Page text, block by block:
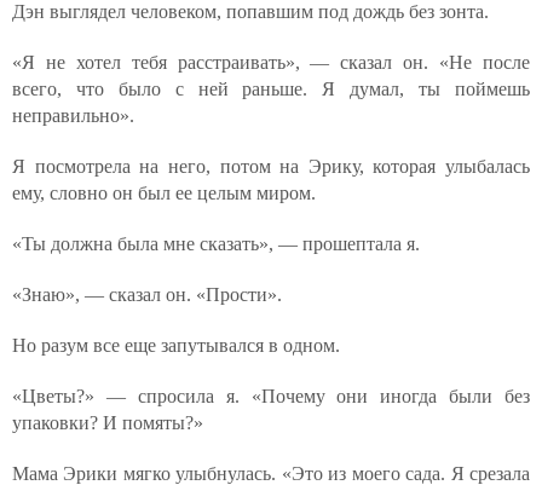
Дэн выглядел человеком, попавшим под дождь без зонта.
«Я не хотел тебя расстраивать», — сказал он. «Не после
всего, что было с ней раньше. Я думал, ты поймешь
неправильно».
Я посмотрела на него, потом на Эрику, которая улыбалась
ему, словно он был ее целым миром.
«Ты должна была мне сказать», — прошептала я.
«Знаю», — сказал он. «Прости».
Но разум все еще запутывался в одном.
«Цветы?» — спросила я. «Почему они иногда были без
упаковки? И помяты?»
Мама Эрики мягко улыбнулась. «Это из моего сада. Я срезала